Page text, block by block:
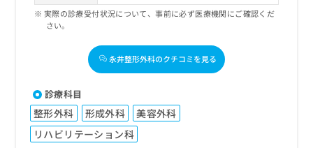
実際の診療受付状況について、事前に必ず医療機関にご確認くだ
さい。
永井整形外科のクチコミを見る
診療科目
整形外科 形成外科
美容外科
リハビリテーション科